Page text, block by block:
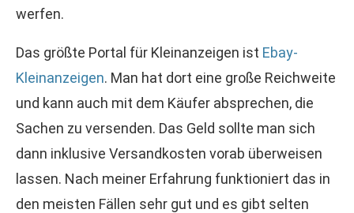
werfen.
Das größte Portal für Kleinanzeigen ist Ebay-
Kleinanzeigen. Man hat dort eine große Reichweite
und kann auch mit dem Käufer absprechen, die
Sachen zu versenden. Das Geld sollte man sich
dann inklusive Versandkosten vorab überweisen
lassen. Nach meiner Erfahrung funktioniert das in
den meisten Fällen sehr gut und es gibt selten